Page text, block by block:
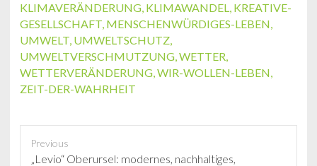
KLIMAVERÄNDERUNG, KLIMAWANDEL, KREATIVE-
GESELLSCHAFT, MENSCHENWÜRDIGES-LEBEN,
UMWELT, UMWELTSCHUTZ,
UMWELTVERSCHMUTZUNG,WETTER,
WETTERVERÄNDERUNG,WIR-WOLLEN-LEBEN,
ZEIT-DER-WAHRHEIT
Previous
P
„Levio“ Oberursel: modernes, nachhaltiges,